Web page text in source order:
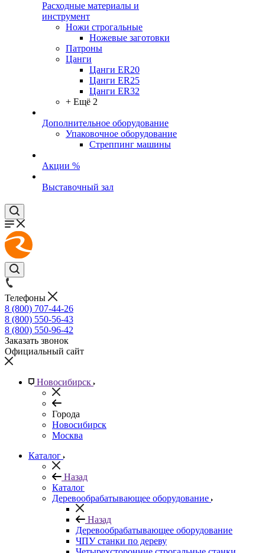
Расходные материалы и
инструмент
Ножи строгальные
Ножевые заготовки
Патроны
Цанги
Цанги ER20
Цанги ER25
Цанги ER32
+ Ещё 2
Дополнительное оборудование
Упаковочное оборудование
Стреппинг машины
Акции %
Выставочный зал
Телефоны
8 (800) 707-44-26
8 (800) 550-56-43
8 (800) 550-96-42
Заказать звонок
Официальный сайт
Новосибирск
Города
Новосибирск
Москва
Каталог
Назад
Каталог
Деревообрабатывающее оборудование
Назад
Деревообрабатывающее оборудование
ЧПУ станки по дереву